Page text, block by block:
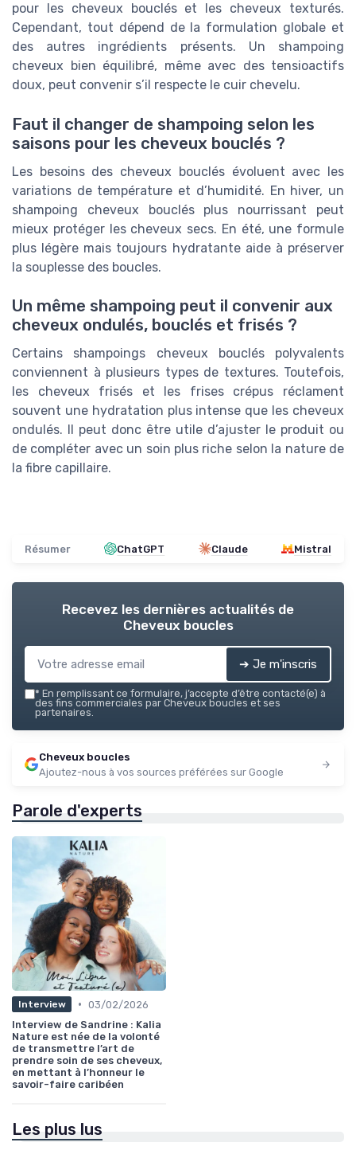
pour les cheveux bouclés et les cheveux texturés.
Cependant, tout dépend de la formulation globale et
des autres ingrédients présents. Un shampoing
cheveux bien équilibré, même avec des tensioactifs
doux, peut convenir s’il respecte le cuir chevelu.
Faut il changer de shampoing selon les
saisons pour les cheveux bouclés ?
Les besoins des cheveux bouclés évoluent avec les
variations de température et d’humidité. En hiver, un
shampoing cheveux bouclés plus nourrissant peut
mieux protéger les cheveux secs. En été, une formule
plus légère mais toujours hydratante aide à préserver
la souplesse des boucles.
Un même shampoing peut il convenir aux
cheveux ondulés, bouclés et frisés ?
Certains shampoings cheveux bouclés polyvalents
conviennent à plusieurs types de textures. Toutefois,
les cheveux frisés et les frises crépus réclament
souvent une hydratation plus intense que les cheveux
ondulés. Il peut donc être utile d’ajuster le produit ou
de compléter avec un soin plus riche selon la nature de
la fibre capillaire.
Résumer ChatGPT Claude Mistral
Recevez les dernières actualités de
Cheveux boucles
➔ Je m'inscris
* En remplissant ce formulaire, j’accepte d’être contacté(e) à
des fins commerciales par Cheveux boucles et ses
partenaires.
Cheveux boucles
Ajoutez-nous à vos sources préférées sur Google
Parole d'experts
Interview • 03/02/2026
Interview de Sandrine : Kalia
Nature est née de la volonté
de transmettre l’art de
prendre soin de ses cheveux,
en mettant à l’honneur le
savoir-faire caribéen
Les plus lus